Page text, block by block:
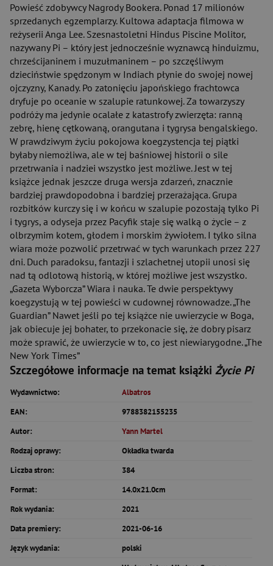
Powieść zdobywcy Nagrody Bookera. Ponad 17 milionów
sprzedanych egzemplarzy. Kultowa adaptacja filmowa w
reżyserii Anga Lee. Szesnastoletni Hindus Piscine Molitor,
nazywany Pi – który jest jednocześnie wyznawcą hinduizmu,
chrześcijaninem i muzułmaninem – po szczęśliwym
dzieciństwie spędzonym w Indiach płynie do swojej nowej
ojczyzny, Kanady. Po zatonięciu japońskiego frachtowca
dryfuje po oceanie w szalupie ratunkowej. Za towarzyszy
podróży ma jedynie ocalałe z katastrofy zwierzęta: ranną
zebrę, hienę cętkowaną, orangutana i tygrysa bengalskiego.
W prawdziwym życiu pokojowa koegzystencja tej piątki
byłaby niemożliwa, ale w tej baśniowej historii o sile
przetrwania i nadziei wszystko jest możliwe. Jest w tej
książce jednak jeszcze druga wersja zdarzeń, znacznie
bardziej prawdopodobna i bardziej przerażająca. Grupa
rozbitków kurczy się i w końcu w szalupie pozostają tylko Pi
i tygrys, a odyseja przez Pacyfik staje się walką o życie – z
olbrzymim kotem, głodem i morskim żywiołem. I tylko silna
wiara może pozwolić przetrwać w tych warunkach przez 227
dni. Duch paradoksu, fantazji i szlachetnej utopii unosi się
nad tą odlotową historią, w której możliwe jest wszystko.
„Gazeta Wyborcza” Wiara i nauka. Te dwie perspektywy
koegzystują w tej powieści w cudownej równowadze. „The
Guardian” Nawet jeśli po tej książce nie uwierzycie w Boga,
jak obiecuje jej bohater, to przekonacie się, że dobry pisarz
może sprawić, że uwierzycie w to, co jest niewiarygodne. „The
New York Times”
Szczegółowe informacje na temat książki Życie Pi
Wydawnictwo:
Albatros
EAN:
9788382155235
Autor:
Yann Martel
Rodzaj oprawy:
Okładka twarda
Liczba stron:
384
Format:
14.0x21.0cm
Rok wydania:
2021
Data premiery:
2021-06-16
Język wydania:
polski